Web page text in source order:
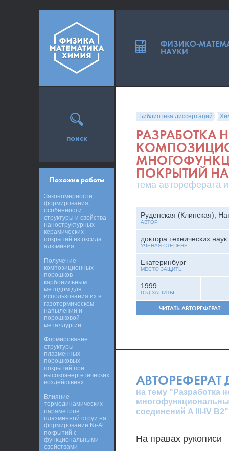
Библиотека диссертаций
РАЗРАБОТКА
ПОКРЫТИЙ
тема автореферата
Руденская (Клинская),
АВТОР
доктора технических наук
УЧЕНАЯ СТЕПЕНЬ
Екатеринбург
МЕСТО ЗАЩИТЫ
1999
ГОД ЗАЩИТЫ
ЧИТАТЬ АВТОРЕФЕРАТ
АВТОРЕФЕРАТ
на тему "Разработка
соединений A III-IV В2"
На правах рукописи
поиск
Похожие работы
Закономерности
формирования,
особенности
структуры и свойства
наноструктурных
керамических
покрытий из оксида
алюминия
Получение
композиционных
порошков
карбонильным
методом для
использования их в
газотермическом
напылении и
порошковой
металлургии
Формирование
структуры
плазменных
порошковых
покрытий при
высокоэнергетических
воздействиях
Влияние
термодинамических
параметров
плазменной струи на
формирование Ni-Al
покрытий с
функциональными
свойствами
ФИЗИКО-
НАУКИ